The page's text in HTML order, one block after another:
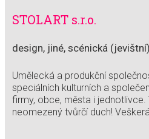
STOLART s.r.o.
design, jiné, scénická
Umělecká a produkční
speciálních kulturních a
firmy, obce, města i
neomezený tvůrčí duch!